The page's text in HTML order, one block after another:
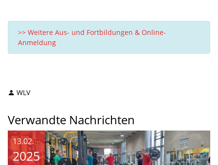
>> Weitere Aus- und Fortbildungen & Online-
Anmeldung
WLV
Verwandte Nachrichten
13.02.
2025